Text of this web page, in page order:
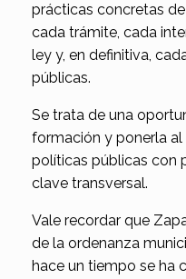
prácticas concretas
cada trámite, cada
ley y, en definitiva,
públicas.
Se trata de una
formación y ponerla
políticas públicas con
clave transversal.
Vale recordar que
de la ordenanza
hace un tiempo se ha